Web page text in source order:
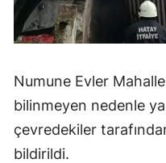
Numune Evler
bilinmeyen nedenle
çevredekiler
bildirildi.